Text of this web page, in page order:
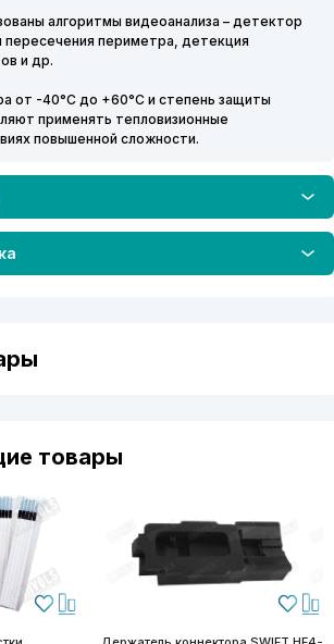
алгоритмы видеоанализа – детектор
периметра, детекция
и др.
от -40°C до +60°C и степень защиты
применять тепловизионные
повышенной сложности.
товары